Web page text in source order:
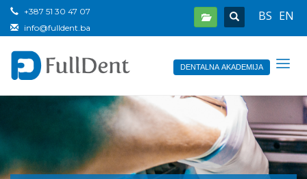
BS EN
+387 51 30 47 07
info@fulldent.ba
DENTALNA AKADEMIJA